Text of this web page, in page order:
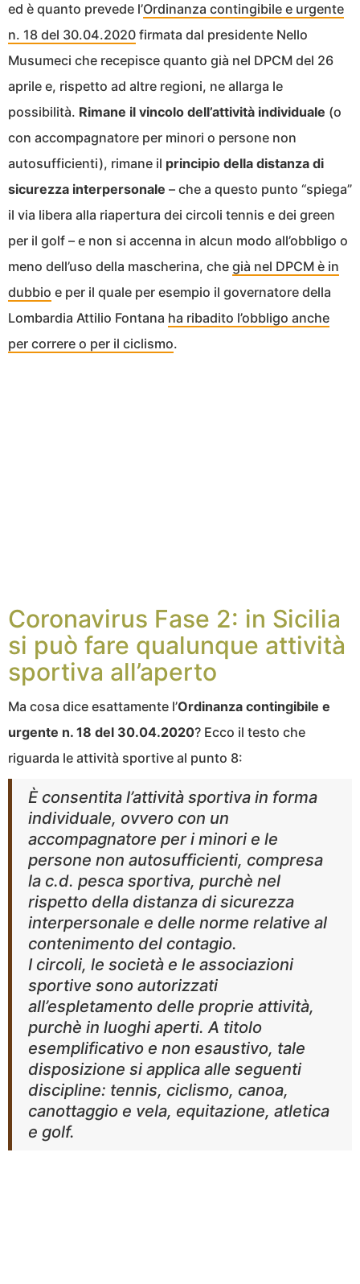
ed è quanto prevede l’Ordinanza contingibile e urgente
n. 18 del 30.04.2020 firmata dal presidente Nello
Musumeci che recepisce quanto già nel DPCM del 26
aprile e, rispetto ad altre regioni, ne allarga le
possibilità. Rimane il vincolo dell’attività individuale (o
con accompagnatore per minori o persone non
autosufficienti), rimane il principio della distanza di
sicurezza interpersonale – che a questo punto “spiega”
il via libera alla riapertura dei circoli tennis e dei green
per il golf – e non si accenna in alcun modo all’obbligo o
meno dell’uso della mascherina, che già nel DPCM è in
dubbio e per il quale per esempio il governatore della
Lombardia Attilio Fontana ha ribadito l’obbligo anche
per correre o per il ciclismo.
Coronavirus Fase 2: in Sicilia
si può fare qualunque attività
sportiva all’aperto
Ma cosa dice esattamente l’Ordinanza contingibile e
urgente n. 18 del 30.04.2020? Ecco il testo che
riguarda le attività sportive al punto 8:
È consentita l’attività sportiva in forma
individuale, ovvero con un
accompagnatore per i minori e le
persone non autosufficienti, compresa
la c.d. pesca sportiva, purchè nel
rispetto della distanza di sicurezza
interpersonale e delle norme relative al
contenimento del contagio.
I circoli, le società e le associazioni
sportive sono autorizzati
all’espletamento delle proprie attività,
purchè in luoghi aperti. A titolo
esemplificativo e non esaustivo, tale
disposizione si applica alle seguenti
discipline: tennis, ciclismo, canoa,
canottaggio e vela, equitazione, atletica
e golf.